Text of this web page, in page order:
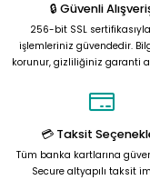
Ürün resmi kalitesiz,
Ürün
Ürün bilgilerinde
Ürün fiyatı diğer
🔒 Güvenli
256-bit SSL
işlemleriniz güvendedir.
korunur, gizliliğiniz garanti
💳 Taksit
Tüm banka kartlarına
Secure altyapılı taksit